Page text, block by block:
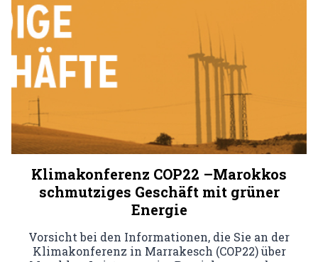
Klimakonferenz COP22 –Marokkos
schmutziges Geschäft mit grüner
Energie
Vorsicht bei den Informationen, die Sie an der
Klimakonferenz in Marrakesch (COP22) über